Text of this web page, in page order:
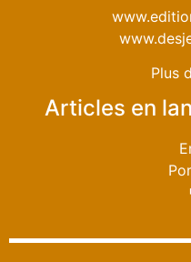
Plus
Articles en